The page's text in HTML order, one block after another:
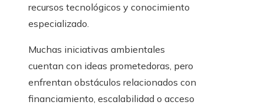
recursos tecnológicos y conocimiento
especializado.
Muchas iniciativas ambientales
cuentan con ideas prometedoras, pero
enfrentan obstáculos relacionados con
financiamiento, escalabilidad o acceso